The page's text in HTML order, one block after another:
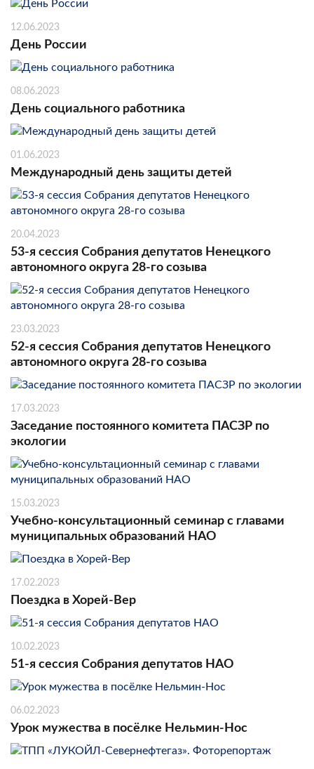
12.06.2023
День России
08.06.2023
День социального работника
01.06.2023
Международный день защиты детей
20.04.2023
53-я сессия Собрания депутатов Ненецкого
автономного округа 28-го созыва
23.03.2023
52-я сессия Собрания депутатов Ненецкого
автономного округа 28-го созыва
17.03.2023
Заседание постоянного комитета ПАСЗР по
экологии
15.03.2023
Учебно-консультационный семинар с главами
муниципальных образований НАО
17.02.2023
Поездка в Хорей-Вер
10.02.2023
51-я сессия Собрания депутатов НАО
06.02.2023
Урок мужества в посёлке Нельмин-Нос